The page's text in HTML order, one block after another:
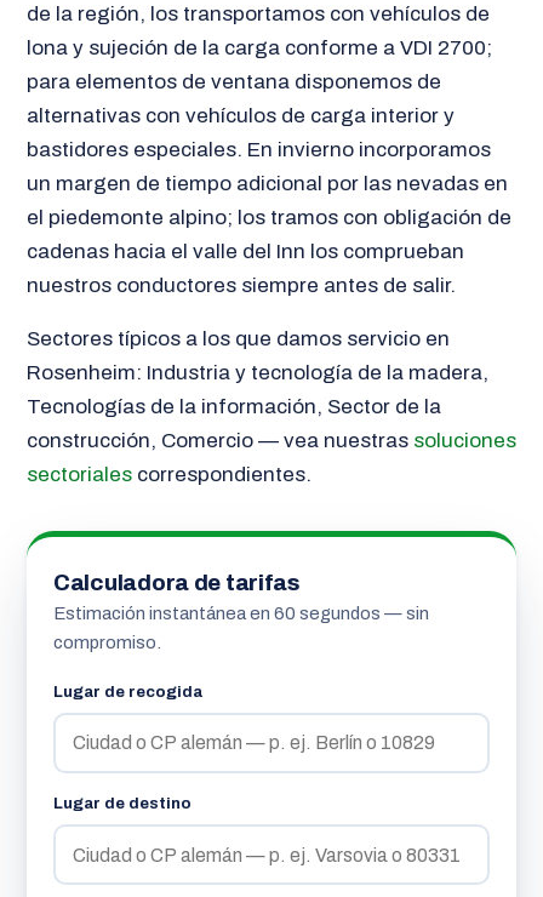
de la región, los transportamos con vehículos de
lona y sujeción de la carga conforme a VDI 2700;
para elementos de ventana disponemos de
alternativas con vehículos de carga interior y
bastidores especiales. En invierno incorporamos
un margen de tiempo adicional por las nevadas en
el piedemonte alpino; los tramos con obligación de
cadenas hacia el valle del Inn los comprueban
nuestros conductores siempre antes de salir.
Sectores típicos a los que damos servicio en
Rosenheim: Industria y tecnología de la madera,
Tecnologías de la información, Sector de la
construcción, Comercio — vea nuestras soluciones
sectorialescorrespondientes.
Calculadora de tarifas
Estimación instantánea en 60 segundos — sin
compromiso.
Lugar de recogida
Lugar de destino